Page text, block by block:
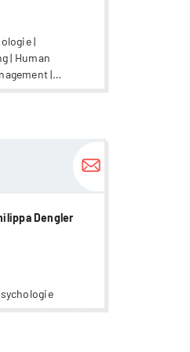
|
| Human
|
|
Dengler
more...